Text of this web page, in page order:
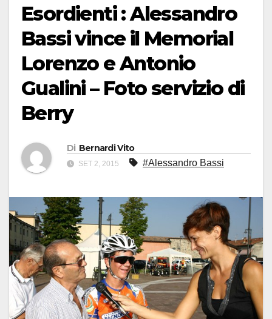
Esordienti : Alessandro
Bassi vince il Memorial
Lorenzo e Antonio
Gualini – Foto servizio di
Berry
Di Bernardi Vito
SET 2, 2015 #Alessandro Bassi